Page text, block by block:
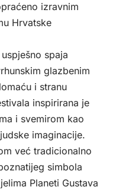
izravnim
Hrvatske
spaja
glazbenim
i stranu
inspirirana je
i svemirom kao
imaginacije.
već tradicionalno
simbola
Planeti Gustava